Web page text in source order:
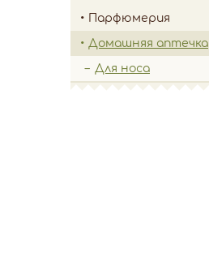
Парфюмерия
Домашняя аптечка
Для носа